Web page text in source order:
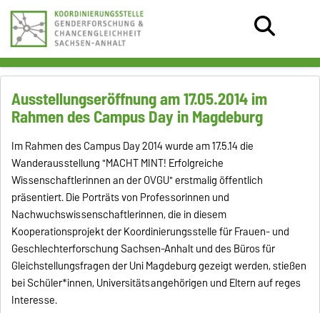
Ausstellungseröffnung am 17.05.2014 im
Rahmen des Campus Day in Magdeburg
Im Rahmen des Campus Day 2014 wurde am 17.5.14 die
Wanderausstellung "MACHT MINT! Erfolgreiche
Wissenschaftlerinnen an der OVGU" erstmalig öffentlich
präsentiert. Die Porträts von Professorinnen und
Nachwuchswissenschaftlerinnen, die in diesem
Kooperationsprojekt der Koordinierungsstelle für Frauen- und
Geschlechterforschung Sachsen-Anhalt und des Büros für
Gleichstellungsfragen der Uni Magdeburg gezeigt werden, stießen
bei Schüler*innen, Universitätsangehörigen und Eltern auf reges
Interesse.